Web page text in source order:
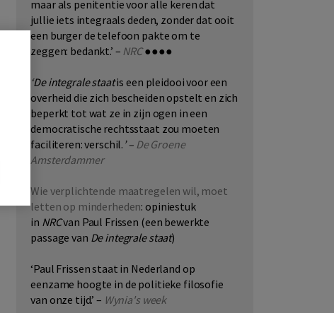
maar als penitentie voor alle keren dat
jullie iets integraals deden, zonder dat ooit
een burger de telefoon pakte om te
zeggen: bedankt.’ – NRC●●●●
‘De integrale staatis een pleidooi voor een
overheid die zich bescheiden opstelt en zich
beperkt tot wat ze in zijn ogen in een
democratische rechtsstaat zou moeten
faciliteren: verschil. ’ – De Groene
Amsterdammer
Wie verplichtende maatregelen wil, moet
letten op minderheden: opiniestuk
in NRCvan Paul Frissen (een bewerkte
passage van De integrale staat)
‘Paul Frissen staat in Nederland op
eenzame hoogte in de politieke filosofie
van onze tijd.’ – Wynia's week